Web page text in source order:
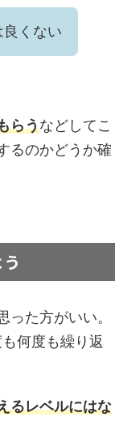
くない
らうなどしてこ
るのかどうか確
った方がいい。
何度も繰り返
るレベルにはな